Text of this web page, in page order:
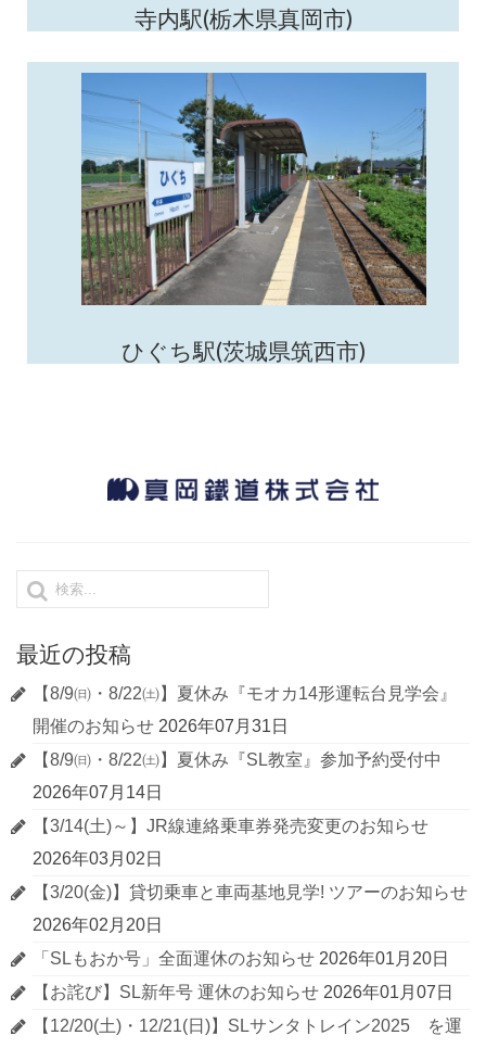
寺内駅(栃木県真岡市)
ひぐち駅(茨城県筑西市)
最近の投稿
【8/9㈰・8/22㈯】夏休み『モオカ14形運転台見学会』
開催のお知らせ 2026年07月31日
【8/9㈰・8/22㈯】夏休み『SL教室』参加予約受付中
2026年07月14日
【3/14(土)～】JR線連絡乗車券発売変更のお知らせ
2026年03月02日
【3/20(金)】貸切乗車と車両基地見学! ツアーのお知らせ
2026年02月20日
「SLもおか号」全面運休のお知らせ 2026年01月20日
【お詫び】SL新年号 運休のお知らせ 2026年01月07日
【12/20(土)・12/21(日)】SLサンタトレイン2025 を運